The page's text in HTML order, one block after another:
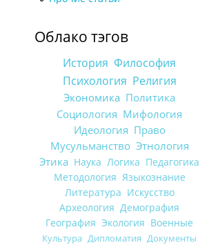
Облако тэгов
История Философия
Психология Религия
Экономика Политика
Социология Мифология
Идеология Право
Мусульманство Этнология
Этика Наука Логика Педагогика
Методология Языкознание
Литература Искусство
Археология Демография
География Экология Военные
Культура Дипломатия Документы